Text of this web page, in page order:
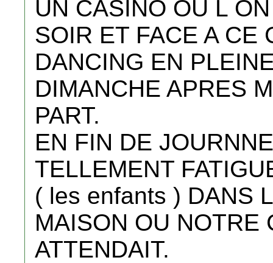
UN CASINO OU L
SOIR ET FACE A CE
DANCING EN
DIMANCHE APRES
PART.
EN FIN DE
TELLEMENT
( les enfants ) DANS
MAISON OU NOTRE
ATTENDAIT.